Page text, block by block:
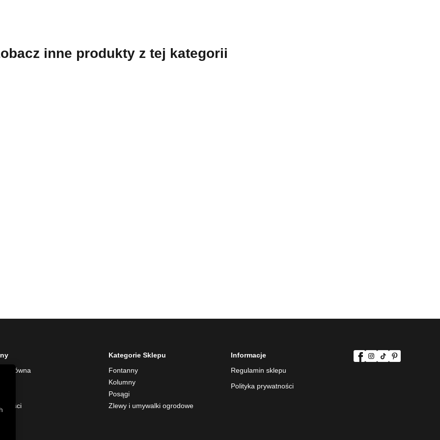
inne produkty z tej kategorii
główna
Kategorie Sklepu
Fontanny
Kolumny
Posągi
Zlewy i umywalki ogrodowe
Informacje
Regulamin sklepu
Polityka prywatności